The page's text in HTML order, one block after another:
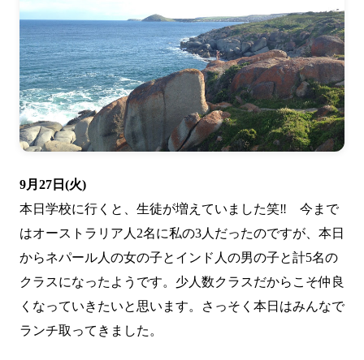
9月27日(火)
本日学校に行くと、生徒が増えていました笑‼ 今まで
はオーストラリア人2名に私の3人だったのですが、本日
からネパール人の女の子とインド人の男の子と計5名の
クラスになったようです。少人数クラスだからこそ仲良
くなっていきたいと思います。さっそく本日はみんなで
ランチ取ってきました。